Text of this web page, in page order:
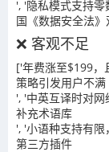
', '隐私模式支持
国《数据安全法》
❌ 客观不足
['年费涨至$199，
策略引发用户不满
', '中英互译时对网
补充术语库
', '小语种支持有
第三方插件